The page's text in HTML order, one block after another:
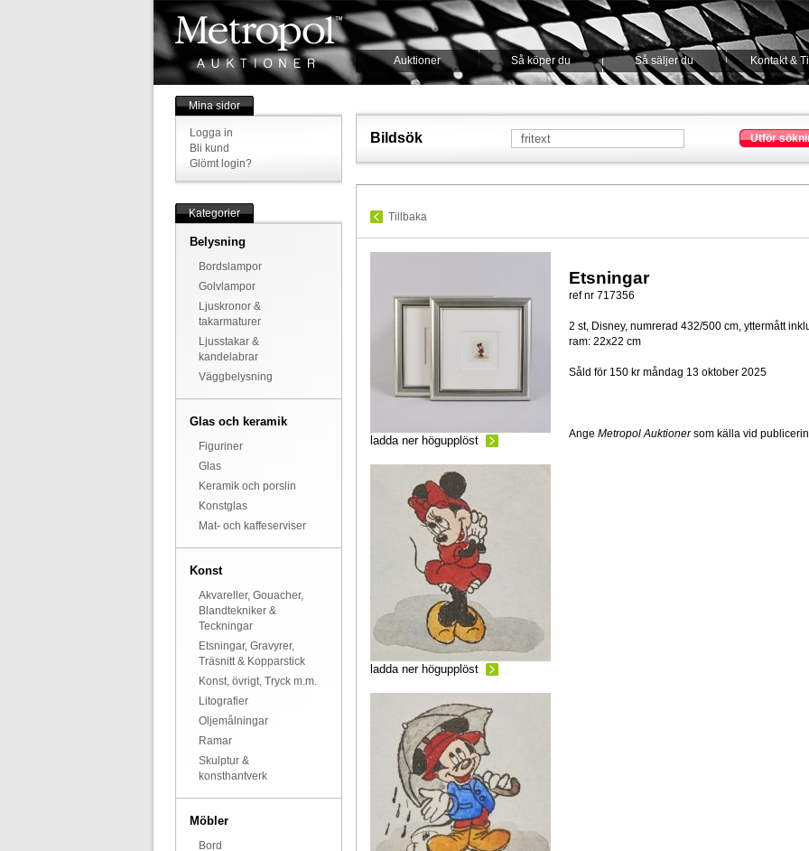
Auktioner Så köper du Så säljer du Kontakt &
Mina sidor
Logga in
Bli kund
Glömt login?
Kategorier
Belysning
Bordslampor
Golvlampor
Ljuskronor &
takarmaturer
Ljusstakar &
kandelabrar
Väggbelysning
Glas och keramik
Figuriner
Glas
Keramik och porslin
Konstglas
Mat- och kaffeserviser
Konst
Akvareller, Gouacher,
Blandtekniker &
Teckningar
Etsningar, Gravyrer,
Träsnitt & Kopparstick
Konst, övrigt, Tryck m.m.
Litografier
Oljemålningar
Ramar
Skulptur &
konsthantverk
Möbler
Bord
Bildsök Utför
Tillbaka
ladda ner högupplöst
ladda ner högupplöst
Etsningar
ref nr 717356
2 st, Disney, numrerad 432/500 cm, yttermått
ram: 22x22 cm
Såld för 150 krmåndag 13 oktober 2025
Ange Metropol Auktionersom källa vid